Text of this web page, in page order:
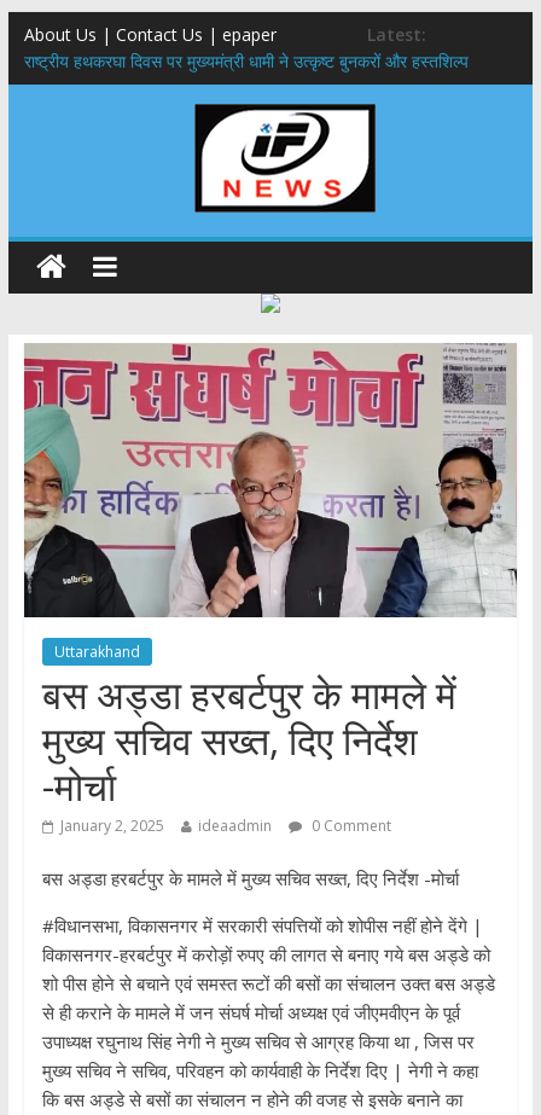
About Us | Contact Us | epaper
Latest:
राष्ट्रीय हथकरघा दिवस पर मुख्यमंत्री धामी ने उत्कृष्ट बुनकरों और हस्तशिल्प
कारीगरों को किया सम्मानित
मुख्यमंत्री ने उत्तराखण्ड क्षत्रिय कल्याण समिति की वेबसाइट एवं क्षत्रिय जागरण
मुख्यमंत्री ने हर घर तिरंगा यात्रा कार्यक्रम में किया प्रतिभाग,मुख्यमंत्री ने
प्रदेशवासियों से स्वतंत्रता दिवस पर अपने घरों में तिरंगा फहराने का किया आवाह्न
नंदा की चौकी पुल हादसा: PWD के EE, AE और JE निलंबित, सीएम धामी के निर्देश
पर सख्त कार्रवाई
मुख्यमंत्री ने 9 लाख 87 हजार17 पेंशन लाभार्थियों को कुल 146 करोड़ 32 लाख
की पेंशन राशि का किया भुगतान
Uttarakhand
बस अड्डा हरबर्टपुर के मामले में
मुख्य सचिव सख्त, दिए निर्देश
-मोर्चा
January 2, 2025 ideaadmin 0 Comment
बस अड्डा हरबर्टपुर के मामले में मुख्य सचिव सख्त, दिए निर्देश -मोर्चा
#विधानसभा, विकासनगर में सरकारी संपत्तियों को शोपीस नहीं होने देंगे |
विकासनगर-हरबर्टपुर में करोड़ों रुपए की लागत से बनाए गये बस अड्डे को
शो पीस होने से बचाने एवं समस्त रूटों की बसों का संचालन उक्त बस अड्डे
से ही कराने के मामले में जन संघर्ष मोर्चा अध्यक्ष एवं जीएमवीएन के पूर्व
उपाध्यक्ष रघुनाथ सिंह नेगी ने मुख्य सचिव से आग्रह किया था , जिस पर
मुख्य सचिव ने सचिव, परिवहन को कार्यवाही के निर्देश दिए | नेगी ने कहा
कि बस अड्डे से बसों का संचालन न होने की वजह से इसके बनाने का